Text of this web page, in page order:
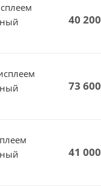
40 200
73 600
41 000